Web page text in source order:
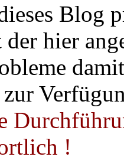
Blog
hier
!